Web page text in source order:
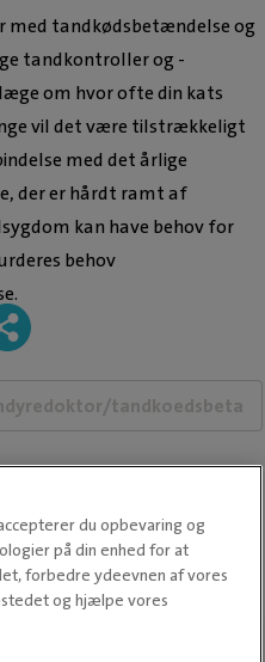
med tandkødsbetændelse og
tandkontroller og -
om hvor ofte din kats
vil det være tilstrækkeligt
med det årlige
der er hårdt ramt af
kan have behov for
behov
-
du opbevaring og
på din enhed for at
forbedre ydeevnen af vores
og hjælpe vores